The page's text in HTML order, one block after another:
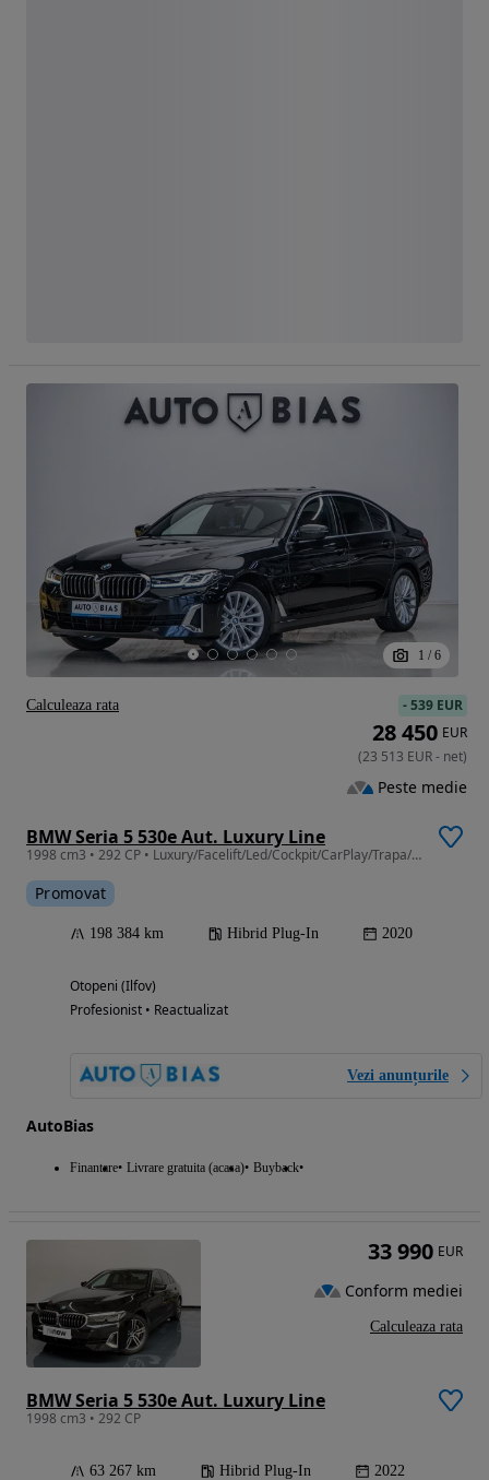
1 / 6
BMW Seria 5 530e Aut. Luxury Line
1998 cm3 • 292 CP • Luxury/Facelift/Led/Cockpit/CarPlay/Trapa/TVA/Leasing-Rate FARA AVANS
Promovat
198 384 km Hibrid Plug-In 2020
Otopeni (Ilfov)
Profesionist • Reactualizat
Vezi anunțurile
AutoBias
Finantare Livrare gratuita (acasa) Buyback
-539 EUR
28 450 EUR
(23 513 EUR- net)
Peste medie
Calculeaza rata
BMW Seria 5 530e Aut. Luxury Line
1998 cm3 • 292 CP
63 267 km Hibrid Plug-In 2022
33 990 EUR
Conform mediei
Calculeaza rata